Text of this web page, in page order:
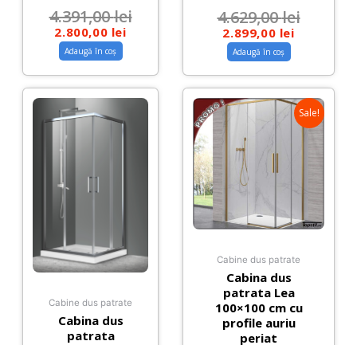
4.391,00lei
2.800,00 lei
Adaugă în coș
4.629,00lei
2.899,00 lei
Adaugă în coș
Cabine dus patrate
Cabina dus
patrata
Sale!
Cabine dus patrate
Cabina dus
patrata Lea
100×100 cm cu
profile auriu
periat